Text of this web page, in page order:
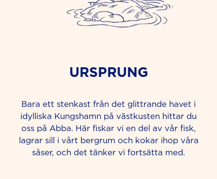
URSPRUNG
Bara ett stenkast från det glittrande havet i
idylliska Kungshamn på västkusten hittar du
oss på Abba. Här fiskar vi en del av vår fisk,
lagrar sill i vårt bergrum och kokar ihop våra
såser, och det tänker vi fortsätta med.